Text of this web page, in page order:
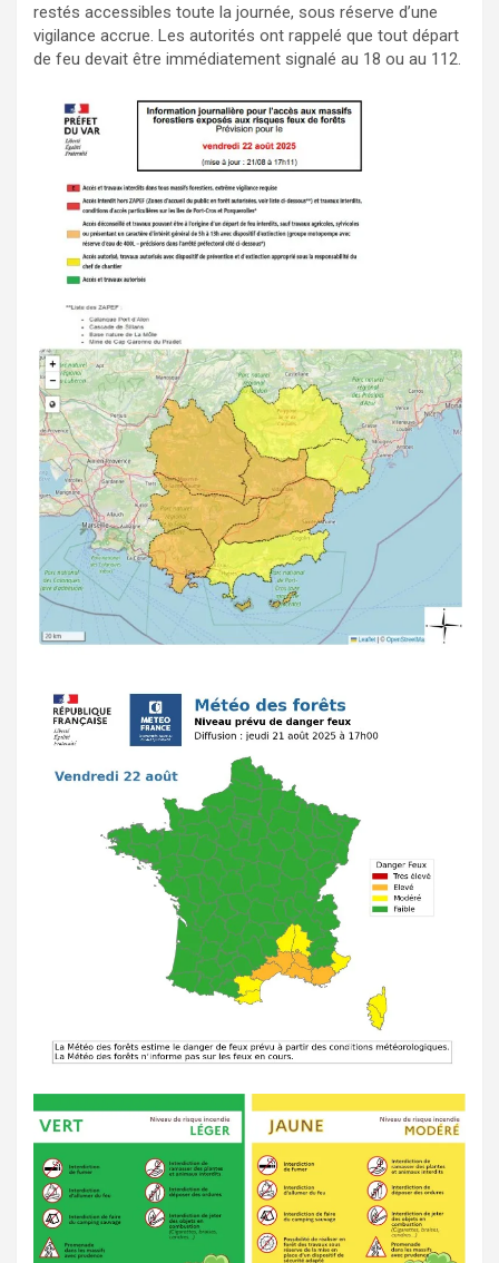
restés accessibles toute la journée, sous réserve d’une
vigilance accrue. Les autorités ont rappelé que tout départ
de feu devait être immédiatement signalé au 18 ou au 112.